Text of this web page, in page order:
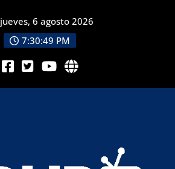
jueves, 6 agosto 2026
7:30:51 PM